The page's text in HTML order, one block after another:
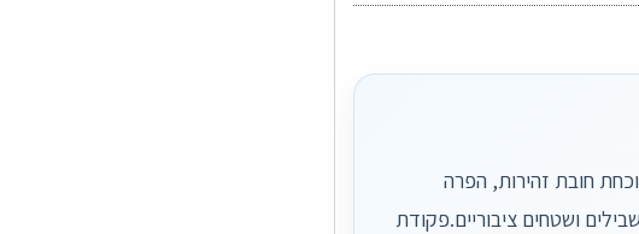
עוולת הרשלנות (סעיף 35) מחייבת הוכחת חובת זהירות, הפרה
ושטחים ציבוריים.פקודת